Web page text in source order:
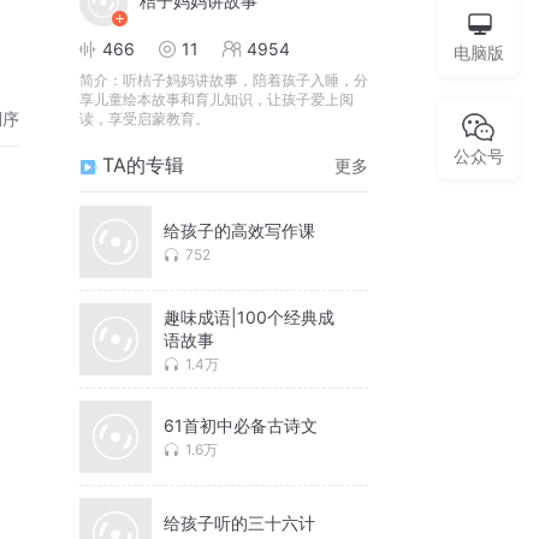
466 11 4954
简介： 听桔子妈妈讲故事，陪着孩子入睡，分
享儿童绘本故事和育儿知识，让孩子爱上阅
读，享受启蒙教育。
TA的专辑 更多
给孩子的高效写作课
752
趣味成语|100个经典成
语故事
1.4万
61首初中必备古诗文
1.6万
给孩子听的三十六计
电脑版
公众号